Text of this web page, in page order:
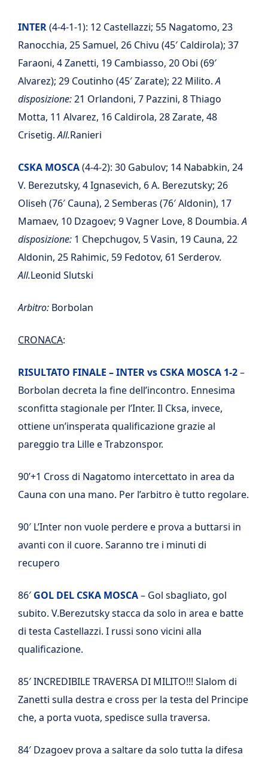
INTER(4-4-1-1): 12 Castellazzi; 55 Nagatomo, 23
Ranocchia, 25 Samuel, 26 Chivu (45′ Caldirola); 37
Faraoni, 4 Zanetti, 19 Cambiasso, 20 Obi (69′
Alvarez); 29 Coutinho (45′ Zarate); 22 Milito.A
disposizione:21 Orlandoni, 7 Pazzini, 8 Thiago
Motta, 11 Alvarez, 16 Caldirola, 28 Zarate, 48
Crisetig.All.Ranieri
CSKA MOSCA(4-4-2): 30 Gabulov; 14 Nababkin, 24
V. Berezutsky, 4 Ignasevich, 6 A. Berezutsky; 26
Oliseh (76′ Cauna), 2 Semberas (76′ Aldonin), 17
Mamaev, 10 Dzagoev; 9 Vagner Love, 8 Doumbia.A
disposizione: 1 Chepchugov, 5 Vasin, 19 Cauna, 22
Aldonin, 25 Rahimic, 59 Fedotov, 61 Serderov.
All.Leonid Slutski
Arbitro: Borbolan
CRONACA:
RISULTATO FINALE – INTER vs CSKA MOSCA 1-2–
Borbolan decreta la fine dell’incontro. Ennesima
sconfitta stagionale per l’Inter. Il Cksa, invece,
ottiene un’insperata qualificazione grazie al
pareggio tra Lille e Trabzonspor.
90’+1 Cross di Nagatomo intercettato in area da
Cauna con una mano. Per l’arbitro è tutto regolare.
90′ L’Inter non vuole perdere e prova a buttarsi in
avanti con il cuore. Saranno tre i minuti di
recupero
86′ GOL DEL CSKA MOSCA– Gol sbagliato, gol
subito. V.Berezutsky stacca da solo in area e batte
di testa Castellazzi. I russi sono vicini alla
qualificazione.
85′ INCREDIBILE TRAVERSA DI MILITO!!! Slalom di
Zanetti sulla destra e cross per la testa del Principe
che, a porta vuota, spedisce sulla traversa.
84′ Dzagoev prova a saltare da solo tutta la difesa